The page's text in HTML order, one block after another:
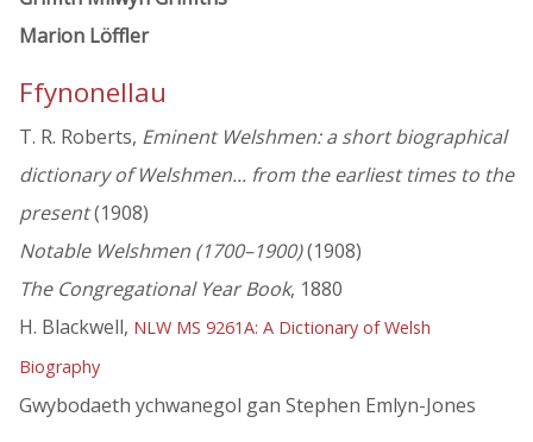
Marion Löffler
Ffynonellau
T. R. Roberts, Eminent Welshmen: a short biographical
dictionary of Welshmen... from the earliest times to the
present(1908)
Notable Welshmen (1700–1900)(1908)
The Congregational Year Book, 1880
H. Blackwell, NLW MS 9261A: A Dictionary of Welsh
Biography
Gwybodaeth ychwanegol gan Stephen Emlyn-Jones